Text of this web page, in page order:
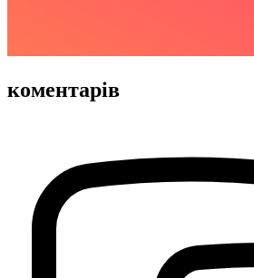
коментарів